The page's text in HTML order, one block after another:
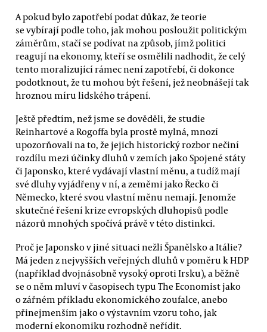
A pokud bylo zapotřebí podat důkaz, že teorie
se vybírají podle toho, jak mohou posloužit politickým
záměrům, stačí se podívat na způsob, jímž politici
reagují na ekonomy, kteří se osmělili nadhodit, že celý
tento moralizující rámec není zapotřebí, či dokonce
podotknout, že tu mohou být řešení, jež neobnášejí tak
hroznou míru lidského trápení.
Ještě předtím, než jsme se dověděli, že studie
Reinhartové a Rogoffa byla prostě mylná, mnozí
upozorňovali na to, že jejich historický rozbor nečiní
rozdílu mezi účinky dluhů v zemích jako Spojené státy
či Japonsko, které vydávají vlastní měnu, a tudíž mají
své dluhy vyjádřeny v ní, a zeměmi jako Řecko či
Německo, které svou vlastní měnu nemají. Jenomže
skutečné řešení krize evropských dluhopisů podle
názorů mnohých spočívá právě v této distinkci.
Proč je Japonsko v jiné situaci nežli Španělsko a Itálie?
Má jeden z nejvyšších veřejných dluhů v poměru k HDP
(například dvojnásobně vysoký oproti Irsku), a běžně
se o něm mluví v časopisech typu The Economist jako
o zářném příkladu ekonomického zoufalce, anebo
přinejmenším jako o výstavním vzoru toho, jak
moderní ekonomiku rozhodně neřídit.